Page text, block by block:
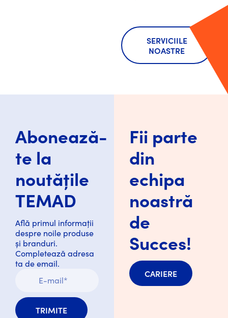
SERVICIILE
NOASTRE
Abonează-
te la
noutățile
TEMAD
Află primul informații
despre noile produse
și branduri.
Completează adresa
ta de email.
TRIMITE
Fii parte
din
echipa
noastră
de
Succes!
CARIERE